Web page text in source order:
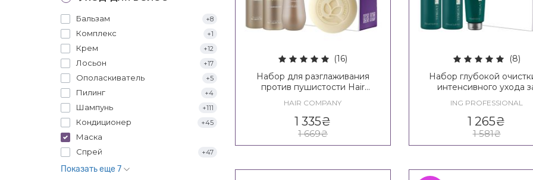
Бальзам +8
Комплекс +1
Крем +12
Лосьон +17
Ополаскиватель +5
Пилинг +4
Шампунь +111
Кондиционер +45
Маска
Спрей
+47
Показать еще 7
(16)
Набор для разглаживания
против пушистости Hair
Stopper Kit
HAIR COMPANY
1 335₴
1 669₴
(8)
Набор глубокой
интенсивного ухода
Pure Detox Set
ING PROFESSIONAL
1 265₴
1 581₴